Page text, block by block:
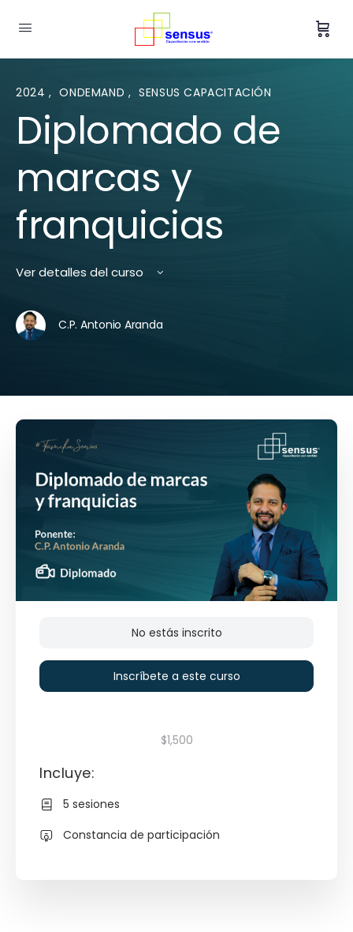
2024, ONDEMAND , SENSUS CAPACITACIÓN
Diplomado de
marcas y
franquicias
Ver detalles del curso
C.P. Antonio Aranda
No estás inscrito
Inscríbete a este curso
$1,500
Incluye:
5 sesiones
Constancia de participación